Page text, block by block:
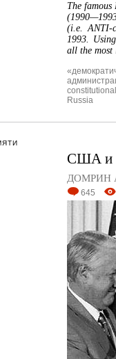
The
(i.e. ANTI-
1993.
all the most
Russia
США и
ДОМРИН
645